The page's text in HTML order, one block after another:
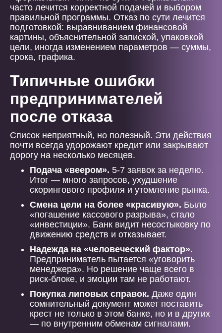
часто лечится корректной подачей и выбором
правильной программы. Отказ по сути лечится
подготовкой: выравниванием финансовой
картины, объяснительной запиской, упаковкой
цели, иногда изменением параметров — суммы,
срока, графика.
Типичные ошибки
предпринимателей
после отказа
Список неприятный, но полезный. Эти действия
почти всегда удорожают кредит или закрывают
дорогу на несколько месяцев.
Подача «веером». 5-7 заявок за неделю.
Итог — много запросов, ухудшение
скорингового профиля и утомление рынка.
Смена цели на более «красивую». Было
«погашение кассового разрыва», стало
«инвестиции». Банк видит несостыковку по
движению средств и отказывает.
Надежда на «человеческий фактор».
Предприниматель пытается «уговорить
менеджера». Но решение чаще всего в
риск-блоке, и эмоции там не работают.
Покупка липовых справок. Даже один
сомнительный документ может поставить
крест не только в этом банке, но и в других
— по внутренним обменам сигналами.